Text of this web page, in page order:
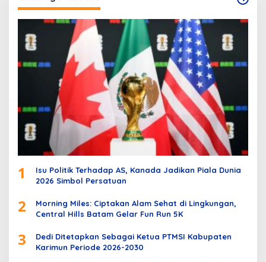
1
Isu Politik Terhadap AS, Kanada Jadikan Piala Dunia
2026 Simbol Persatuan
2
Morning Miles: Ciptakan Alam Sehat di Lingkungan,
Central Hills Batam Gelar Fun Run 5K
3
Dedi Ditetapkan Sebagai Ketua PTMSI Kabupaten
Karimun Periode 2026-2030